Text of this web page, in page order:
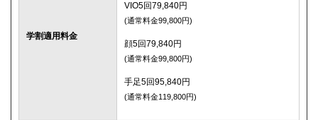
学割適用料金
VIO5回79,840円
(通常料金99,800円)
顔5回79,840円
(通常料金99,800円)
手足5回95,840円
(通常料金119,800円)